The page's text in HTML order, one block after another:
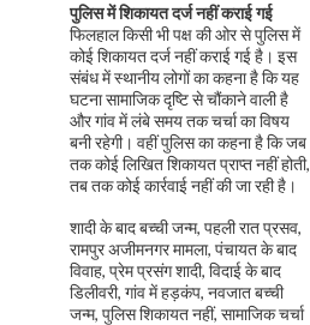
पुलिस में शिकायत दर्ज नहीं कराई गई
फिलहाल किसी भी पक्ष की ओर से पुलिस में
कोई शिकायत दर्ज नहीं कराई गई है। इस
संबंध में स्थानीय लोगों का कहना है कि यह
घटना सामाजिक दृष्टि से चौंकाने वाली है
और गांव में लंबे समय तक चर्चा का विषय
बनी रहेगी। वहीं पुलिस का कहना है कि जब
तक कोई लिखित शिकायत प्राप्त नहीं होती,
तब तक कोई कार्रवाई नहीं की जा रही है।
शादी के बाद बच्ची जन्म, पहली रात प्रसव,
रामपुर अजीमनगर मामला, पंचायत के बाद
विवाह, प्रेम प्रसंग शादी, विदाई के बाद
डिलीवरी, गांव में हड़कंप, नवजात बच्ची
जन्म, पुलिस शिकायत नहीं, सामाजिक चर्चा